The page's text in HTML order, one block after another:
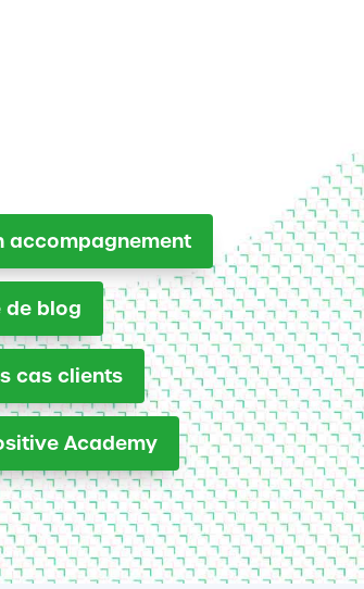
accompagnement
de blog
cas clients
Academy